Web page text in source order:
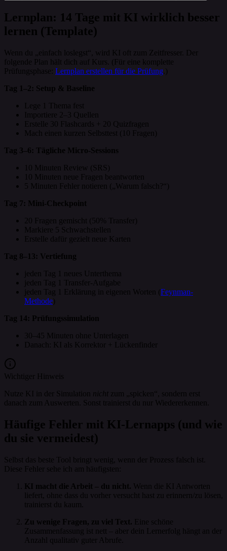
Lernplan: 14 Tage mit KI wirklich besser
lernen (Template)
Wenn du „einfach loslegst“, wird KI oft zum Zeitfresser. Der
folgende Plan hält dich auf Kurs. (Für eine komplette
Prüfungsphase: Lernplan erstellen für die Prüfung .)
Tag 1–2: Setup & Baseline
Lege 1 Thema fest
Importiere 2–3 Quellen
Erstelle 30 Flashcards + 20 Quizfragen
Mach einen kurzen Selbsttest (10 Fragen)
Tag 3–6: Tägliche Micro-Sessions
10 Minuten Review (SRS)
10 Minuten neue Fragen beantworten
5 Minuten Fehler notieren („Warum falsch?“)
Tag 7: Mini-Checkpoint
20 Fragen gemischt (50% Transfer)
Markiere 5 Schwachstellen
Erstelle dafür gezielt neue Karten
Tag 8–13: Vertiefung
jeden Tag 1 neues Unterthema
jeden Tag 1 Transfer-Aufgabe
jeden Tag 1 Erklärung in eigenen Worten (Feynman-
Methode)
Tag 14: Prüfungssimulation
30–45 Minuten ohne Unterlagen
Danach: KI als Korrektor + Lückenfinder
Wichtiger Hinweis
Nutze KI in der Simulation nicht zum „spicken“, sondern erst
danach zum Auswerten. Sonst trainierst du nur Wiedererkennen.
Häufige Fehler mit KI-Lernapps (und wie
du sie vermeidest)
Selbst das beste Tool bringt wenig, wenn der Prozess falsch ist.
Diese Fehler sehe ich am häufigsten:
KI macht die Arbeit – du nicht. Wenn die KI Antworten
liefert, ohne dass du vorher versucht hast zu erinnern/zu lösen,
trainierst du kaum.
Zu wenige Fragen, zu viel Text. Eine schöne
Zusammenfassung ist nett – aber dein Lernerfolg hängt an der
Anzahl qualitativ guter Abrufe.